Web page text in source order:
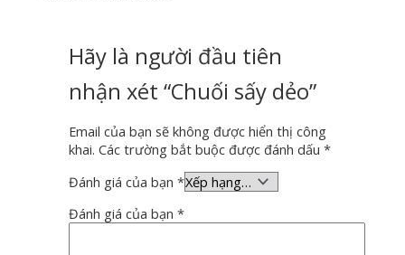
Hãy là người đầu tiên
nhận xét “Chuối sấy dẻo”
Email của bạn sẽ không được hiển thị công
khai. Các trường bắt buộc được đánh dấu*
Đánh giá của bạn*
Đánh giá của bạn*